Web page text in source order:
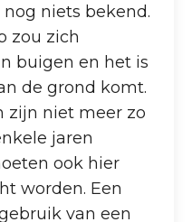
niets bekend.
zou zich
buigen en het is
de grond komt.
zijn niet meer zo
jaren
ook hier
worden. Een
van een